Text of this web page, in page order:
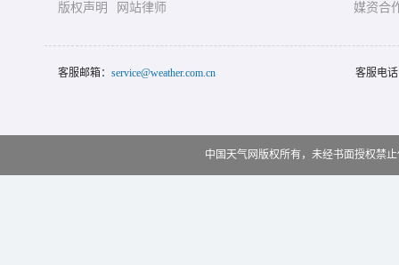
版权声明
网站律师
媒资合
客服邮箱： service@weather.com.cn 客服电
中国天气网版权所有，未经书面授权